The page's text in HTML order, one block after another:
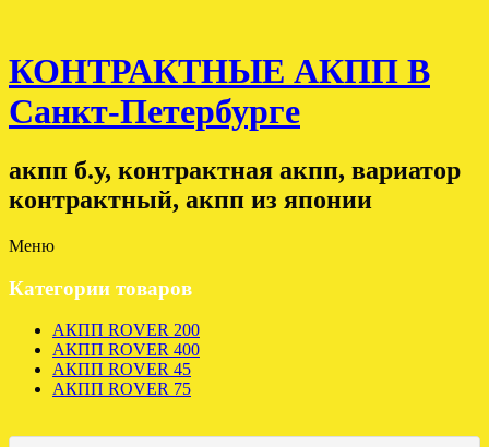
КОНТРАКТНЫЕ АКПП В
Санкт-Петербурге
акпп б.у, контрактная акпп, вариатор
контрактный, акпп из японии
Меню
Категории товаров
АКПП ROVER 200
АКПП ROVER 400
АКПП ROVER 45
АКПП ROVER 75